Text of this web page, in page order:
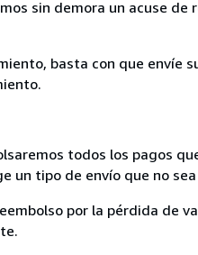
sin demora un acuse
basta con que
todos los pagos
un tipo de envío que no
por la pérdida de